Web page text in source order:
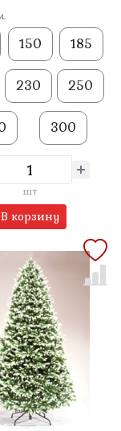
150 185
230 250
300
шт
В корзину